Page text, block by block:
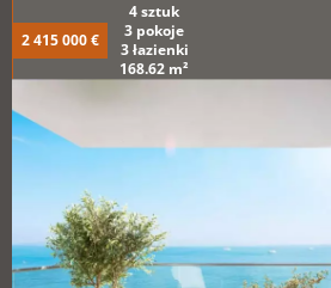
2 415 000 €
4 sztuk
3 pokoje
3 łazienki
168.62 m²